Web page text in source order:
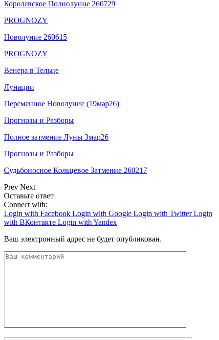
Королевское Полнолуние 260729
PROGNOZY
Новолуние 260615
PROGNOZY
Венера в Тельце
Лунации
Переменное Новолуние (19мар26)
Прогнозы и Разборы
Полное затмение Луны 3мар26
Прогнозы и Разборы
Судьбоносное Кольцевое Затмение 260217
Prev Next
Оставьте ответ
Connect with:
Login with Facebook Login with Google Login with TwitterLogin
with ВКонтакте Login with Yandex
Ваш электронный адрес не будет опубликован.